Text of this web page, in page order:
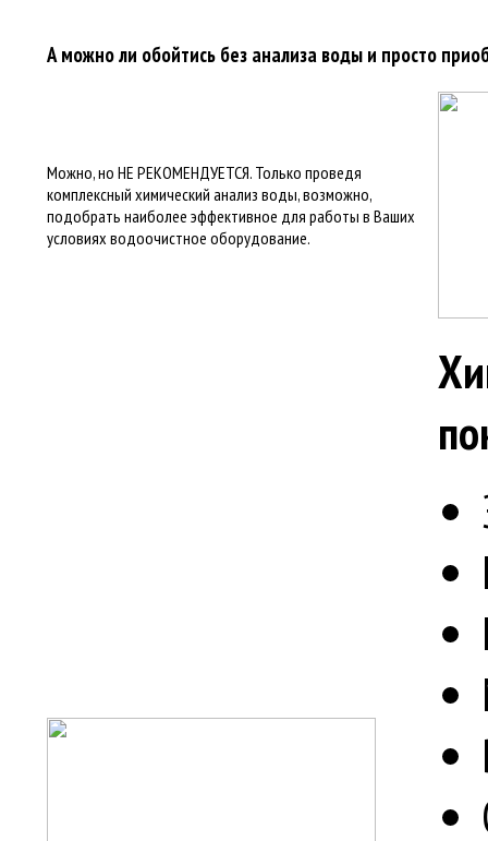
А можно ли обойтись без анализа воды и просто
Можно, но НЕ РЕКОМЕНДУЕТСЯ. Только проведя
комплексный химический анализ воды, возможно,
подобрать наиболее эффективное для работы в Ваших
условиях водоочистное оборудование.